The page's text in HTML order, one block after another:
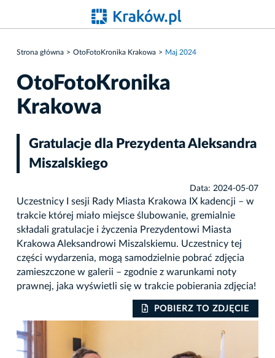
Strona główna OtoFotoKronika Krakowa Maj 2024
OtoFotoKronika
Krakowa
Gratulacje dla Prezydenta Aleksandra
Miszalskiego
Data: 2024-05-07
Uczestnicy I sesji Rady Miasta Krakowa IX kadencji – w
trakcie której miało miejsce ślubowanie, gremialnie
składali gratulacje i życzenia Prezydentowi Miasta
Krakowa Aleksandrowi Miszalskiemu. Uczestnicy tej
części wydarzenia, mogą samodzielnie pobrać zdjęcia
zamieszczone w galerii – zgodnie z warunkami noty
prawnej, jaka wyświetli się w trakcie pobierania zdjęcia!
POBIERZ TO ZDJĘCIE